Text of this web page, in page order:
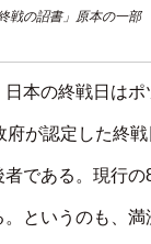
戦の詔書」原本の一部
本の終戦日は
が認定した終
である。現行
というのも、